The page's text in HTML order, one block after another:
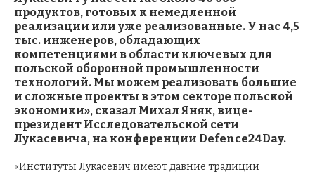
продуктов, готовых к немедленной
реализации или уже реализованные. У нас 4,5
тыс. инженеров, обладающих
компетенциями в области ключевых для
польской оборонной промышленности
технологий. Мы можем реализовать большие
и сложные проекты в этом секторе польской
экономики», сказал Михал Яняк, вице-
президент Исследовательской сети
Лукасевича, на конференции Defence24Day.
«Институты Лукасевич имеют давние традиции